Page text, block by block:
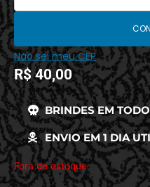
Não sei meu CEP
R$40,00
BRINDES EM
ENVIO EM 1 DIA
Fora de estoque